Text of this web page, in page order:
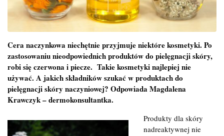
Cera naczynkowa niechętnie przyjmuje niektóre kosmetyki. Po
zastosowaniu nieodpowiednich produktów do pielęgnacji skóry,
robi się czerwona i piecze. Takie kosmetyki najlepiej nie
używać. A jakich składników szukać w produktach do
pielęgnacji skóry naczyniowej? Odpowiada Magdalena
Krawczyk – dermokonsultantka.
Produkty dla skóry
nadreaktywnej nie